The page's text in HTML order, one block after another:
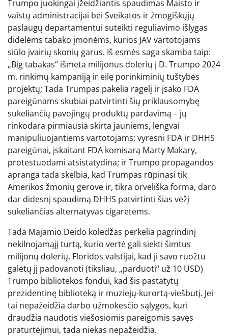
Trumpo juokingai įžeidžiantis spaudimas Maisto ir
vaistų administracijai bei Sveikatos ir žmogiškųjų
paslaugų departamentui suteikti reguliavimo išlygas
didelėms tabako įmonėms, kurios JAV vartotojams
siūlo įvairių skonių garus. Iš esmės saga skamba taip:
„Big tabakas“ išmeta milijonus dolerių į D. Trumpo 2024
m. rinkimų kampaniją ir eilę porinkiminių tuštybės
projektų; Tada Trumpas pakelia ragelį ir įsako FDA
pareigūnams skubiai patvirtinti šių priklausomybę
sukeliančių pavojingų produktų pardavimą – jų
rinkodara pirmiausia skirta jauniems, lengvai
manipuliuojantiems vartotojams; vyresni FDA ir DHHS
pareigūnai, įskaitant FDA komisarą Marty Makary,
protestuodami atsistatydina; ir Trumpo propagandos
apranga tada skelbia, kad Trumpas rūpinasi tik
Amerikos žmonių gerove ir, tikra orveliška forma, daro
dar didesnį spaudimą DHHS patvirtinti šias vėžį
sukeliančias alternatyvas cigaretėms.
Tada Majamio Deido koledžas perkelia pagrindinį
nekilnojamąjį turtą, kurio vertė gali siekti šimtus
milijonų dolerių, Floridos valstijai, kad ji savo ruožtu
galėtų jį padovanoti (tiksliau, „parduoti“ už 10 USD)
Trumpo bibliotekos fondui, kad šis pastatytų
prezidentinę biblioteką ir muziejų-kurortą-viešbutį. Jei
tai nepažeidžia darbo užmokesčio sąlygos, kuri
draudžia naudotis viešosiomis pareigomis savęs
praturtėjimui, tada niekas nepažeidžia.